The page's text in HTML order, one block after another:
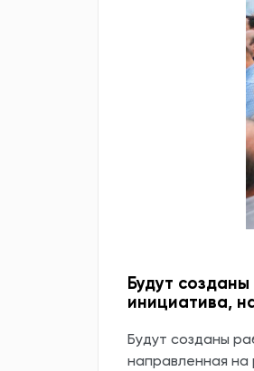
Будут
инициатива,
Будут созданы
направленная на